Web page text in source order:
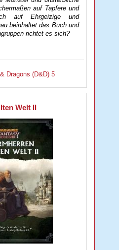
auf Tapfere und
auf Ehrgeizige und
beinhaltet das Buch und
richtet es sich?
Dragons (D&D) 5
Welt II